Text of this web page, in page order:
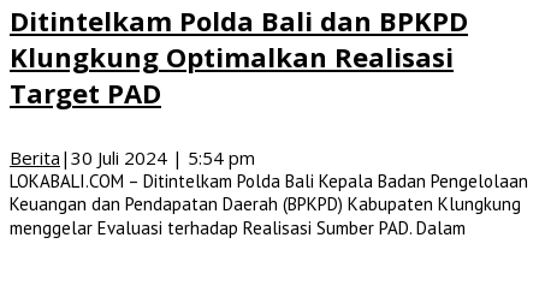
Ditintelkam Polda Bali dan BPKPD
Klungkung Optimalkan Realisasi
Target PAD
Berita | 30 Juli 2024 | 5:54 pm
LOKABALI.COM – Ditintelkam Polda Bali Kepala Badan Pengelolaan
Keuangan dan Pendapatan Daerah (BPKPD) Kabupaten Klungkung
menggelar Evaluasi terhadap Realisasi Sumber PAD. Dalam